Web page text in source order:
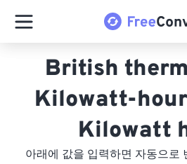
British
Kilowatt-
Kilowatt
아래에 값을 입력하면 자동으로